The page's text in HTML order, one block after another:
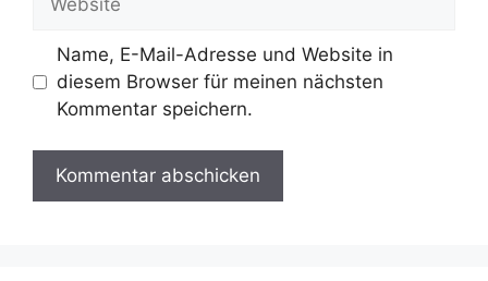
Name, E-Mail-Adresse und Website in
diesem Browser für meinen nächsten
Kommentar speichern.